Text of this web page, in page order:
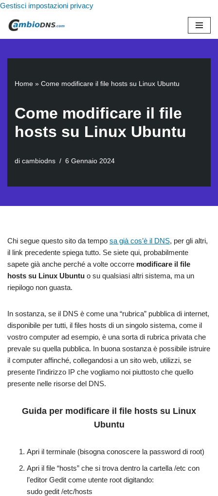
Gestisci impostazioni privacy
Vai
contenuto
Home » Come modificare il file hosts su Linux Ubuntu
Come modificare il file
hosts su Linux Ubuntu
di cambiodns 6 Gennaio 2024
Chi segue questo sito da tempo sa già cos’è il DNS, per gli altri,
il link precedente spiega tutto. Se siete qui, probabilmente
sapete già anche perché a volte occorre modificare il file
hosts su Linux Ubuntu o su qualsiasi altri sistema, ma un
riepilogo non guasta.
In sostanza, se il DNS è come una “rubrica” pubblica di internet,
disponibile per tutti, il files hosts di un singolo sistema, come il
vostro computer ad esempio, è una sorta di rubrica privata che
prevale su quella pubblica. In buona sostanza è possibile istruire
il computer affinché, collegandosi a un sito web, utilizzi, se
presente l’indirizzo IP che vogliamo noi piuttosto che quello
presente nelle risorse del DNS.
Guida per modificare il file hosts su Linux
Ubuntu
Apri il terminale (bisogna conoscere la password di root)
Apri il file “hosts” che si trova dentro la cartella /etc con
l’editor Gedit come utente root digitando:
sudo gedit /etc/hosts